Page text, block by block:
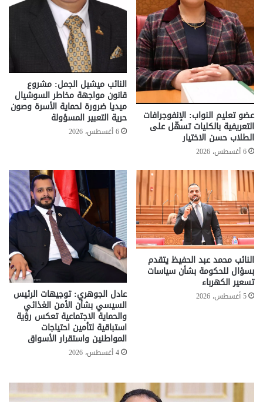
عضو تعليم النواب: الإنفوجرافات
التعريفية بالكليات تسهّل على
الطلاب حسن الاختيار
6 أغسطس، 2026
النائب ميشيل الجمل: مشروع
قانون مواجهة مخاطر السوشيال
ميديا ضرورة لحماية الأسرة وصون
حرية التعبير المسؤولة
6 أغسطس، 2026
النائب محمد عبد الحفيظ يتقدم
بسؤال للحكومة بشأن سياسات
تسعير الكهرباء
5 أغسطس، 2026 عادل الجوهري: توجيهات الرئيس
السيسي بشأن الأمن الغذائي
والحماية الاجتماعية تعكس رؤية
استباقية لتأمين احتياجات
المواطنين واستقرار الأسواق
4 أغسطس، 2026
تحركات